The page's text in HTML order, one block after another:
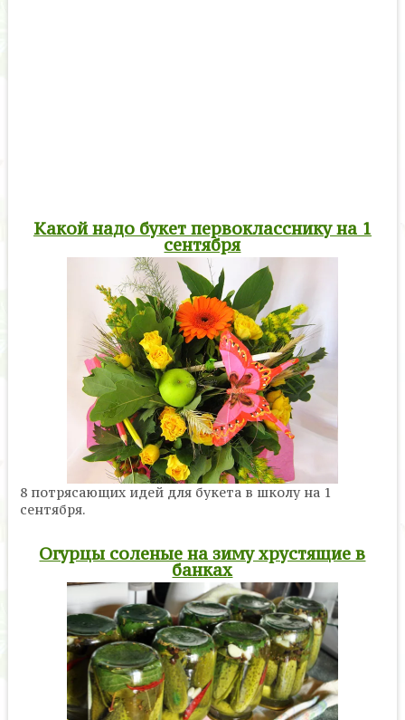
Какой надо букет первокласснику на 1
сентября
8 потрясающих идей для букета в школу на 1
сентября.
Огурцы соленые на зиму хрустящие в
банках